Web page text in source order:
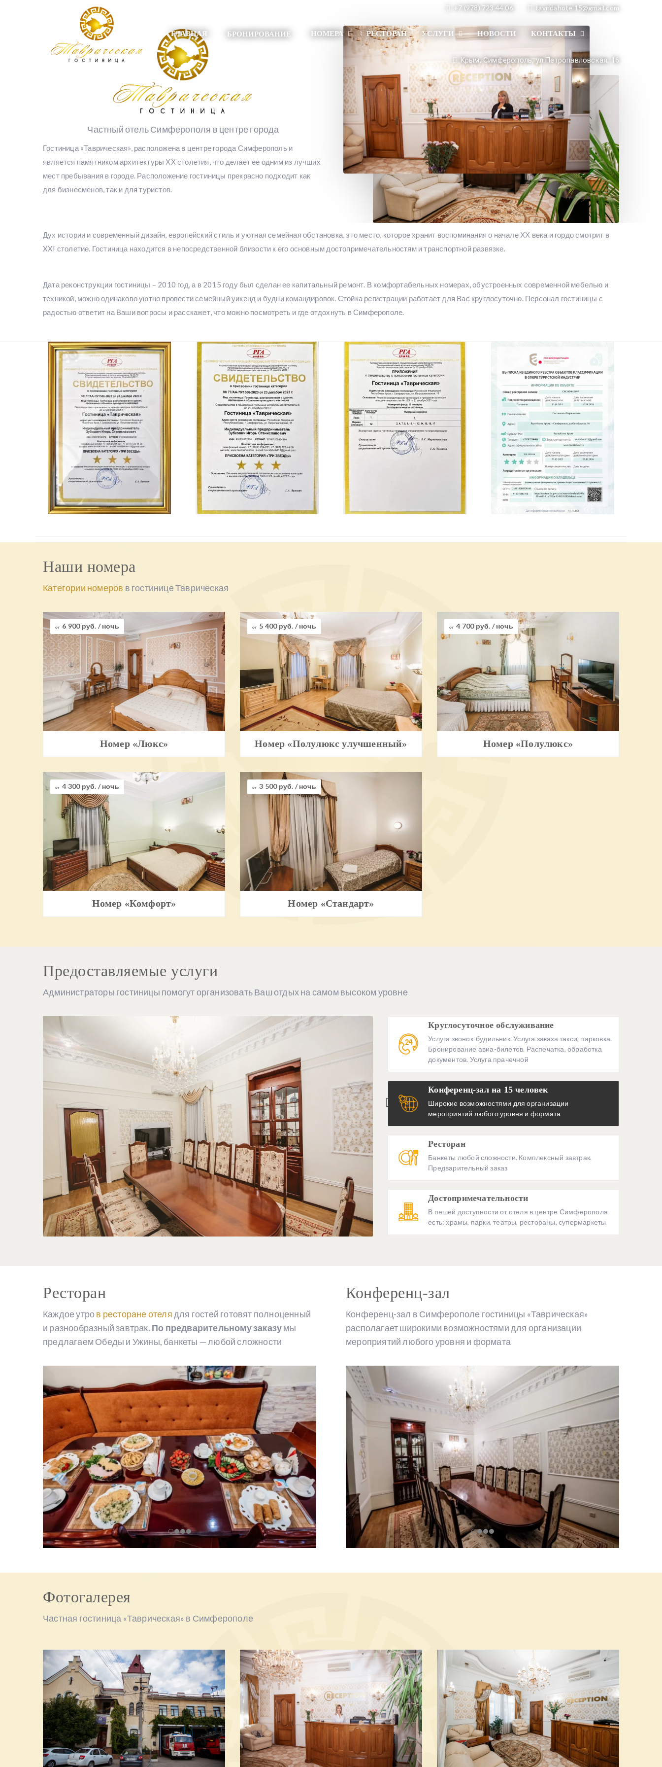
+7 (978) 723 44 06 tavridahotel15@gmail.com
ГЛАВНАЯ БРОНИРОВАНИЕ НОМЕРА РЕСТОРАН УСЛУГИ НОВОСТИ КОНТАКТЫ
Крым, Симферополь, ул.Петропавловская, 16
Частный отель Симферополя в центре города
Гостиница «Таврическая», расположена в центре города Симферополь и
является памятником архитектуры ХХ столетия, что делает ее одним из лучших
мест пребывания в городе. Расположение гостиницы прекрасно подходит как
для бизнесменов, так и для туристов.
Дух истории и современный дизайн, европейский стиль и уютная семейная обстановка, это место, которое хранит воспоминания о начале ХХ века и гордо смотрит в
XXI столетие. Гостиница находится в непосредственной близости к его основным достопримечательностям и транспортной развязке.
Дата реконструкции гостиницы – 2010 год, а в 2015 году был сделан ее капитальный ремонт. В комфортабельных номерах, обустроенных современной мебелью и
техникой, можно одинаково уютно провести семейный уикенд и будни командировок. Стойка регистрации работает для Вас круглосуточно. Персонал гостиницы с
радостью ответит на Ваши вопросы и расскажет, что можно посмотреть и где отдохнуть в Симферополе.
Наши номера
Категории номеров в гостинице Таврическая
6 900 руб. / ночь
Номер «Люкс»
5 400 руб. / ночь
Номер «Полулюкс улучшенный»
4 700 руб. / ночь
Номер «Полулюкс»
4 300 руб. / ночь
Номер «Комфорт»
3 500 руб. / ночь
Номер «Стандарт»
Предоставляемые услуги
Администраторы гостиницы помогут организовать Ваш отдых на самом высоком уровне
Круглосуточное обслуживание
Услуга звонок-будильник. Услуга заказа такси, парковка.
Бронирование авиа-билетов. Распечатка, обработка
документов. Услуга прачечной
Конференц-зал на 15 человек
Широкие возможностями для организации
мероприятий любого уровня и формата
Ресторан
Банкеты любой сложности. Комплексный завтрак.
Предварительный заказ
Достопримечательности
В пешей доступности от отеля в центре Симферополя
есть: храмы, парки, театры, рестораны, супермаркеты
Ресторан
Каждое утров ресторане отеля для гостей готовят полноценный
и разнообразный завтрак. По предварительному заказумы
предлагаем Обеды и Ужины, банкеты — любой сложности
Конференц-зал
Конференц-зал в Симферополе гостиницы «Таврическая»
располагает широкими возможностями для организации
мероприятий любого уровня и формата
Фотогалерея
Частная гостиница «Таврическая» в Симферополе